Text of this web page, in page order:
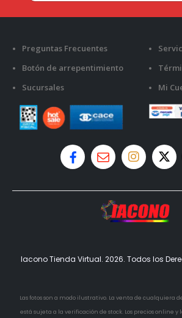
Preguntas Frecuentes
Botón de arrepentimiento
Sucursales
Mi
Iacono Tienda Virtual. 2026. Todos los
Las fotos son a modo ilustrativo. La venta de cualquiera
está sujeta a la verificación de stock. Los precios online